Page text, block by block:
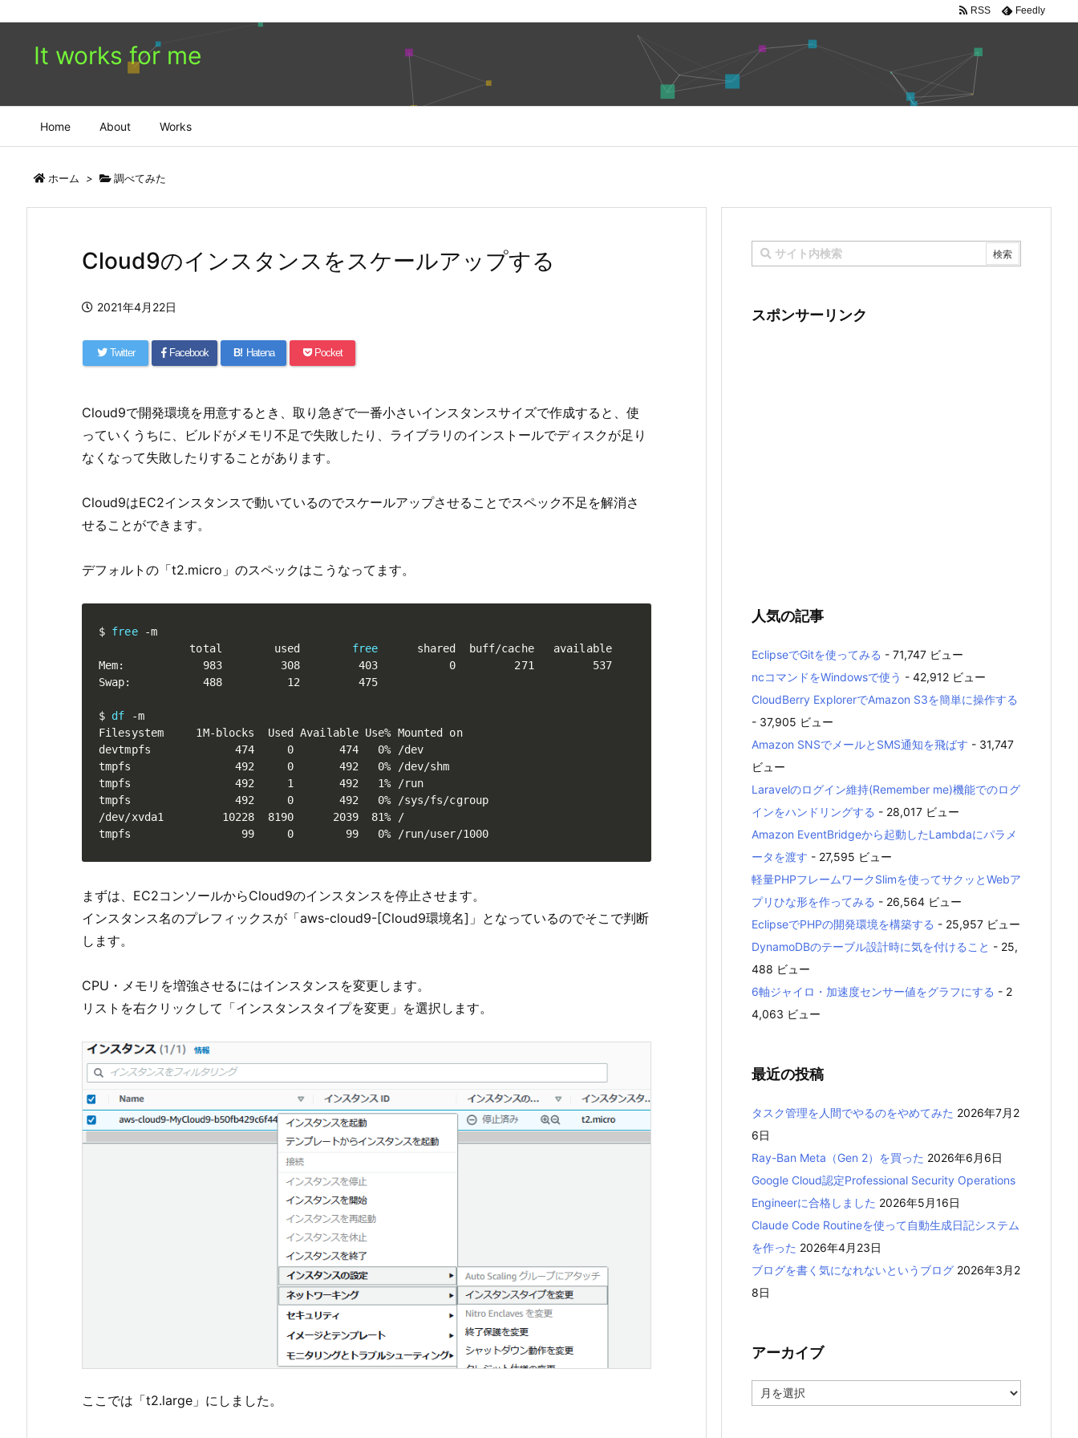
It works for me
Home About Works
RSS Feedly
ホーム > 調べてみた
Cloud9のインスタンスをスケールアップする
2021年4月22日
Twitter Facebook B! Hatena Pocket
Cloud9で開発環境を用意するとき、取り急ぎで一番小さいインスタンスサイズで作成すると、使
っていくうちに、ビルドがメモリ不足で失敗したり、ライブラリのインストールでディスクが足り
なくなって失敗したりすることがあります。
Cloud9はEC2インスタンスで動いているのでスケールアップさせることでスペック不足を解消さ
せることができます。
デフォルトの「t2.micro」のスペックはこうなってます。
$ free -m
              total        used
free
      shared  buff/cache   available
Mem:            983         308         403           0         271         537
Swap:           488          12         475
$ df -m
Filesystem     1M-blocks  Used Available Use% Mounted on
devtmpfs             474     0       474   0% /dev
tmpfs                492     0       492   0% /dev/shm
tmpfs                492     1       492   1% /run
tmpfs                492     0       492   0% /sys/fs/cgroup
/dev/xvda1         10228  8190      2039  81% /
tmpfs                 99     0        99   0% /run/user/1000
まずは、EC2コンソールからCloud9のインスタンスを停止させます。
インスタンス名のプレフィックスが「aws-cloud9-[Cloud9環境名]」となっているのでそこで判断
します。
CPU・メモリを増強させるにはインスタンスを変更します。
リストを右クリックして「インスタンスタイプを変更」を選択します。
ここでは「t2.large」にしました。
スポンサーリンク
人気の記事
EclipseでGitを使ってみる - 71,747 ビュー
ncコマンドをWindowsで使う - 42,912 ビュー
CloudBerry ExplorerでAmazon S3を簡単に操作する
- 37,905 ビュー
Amazon SNSでメールとSMS通知を飛ばす - 31,747
ビュー
Laravelのログイン維持(Remember me)機能でのログ
インをハンドリングする - 28,017 ビュー
Amazon EventBridgeから起動したLambdaにパラメ
ータを渡す - 27,595 ビュー
軽量PHPフレームワークSlimを使ってサクッとWebア
プリひな形を作ってみる - 26,564 ビュー
EclipseでPHPの開発環境を構築する - 25,957 ビュー
DynamoDBのテーブル設計時に気を付けること - 25,
488 ビュー
6軸ジャイロ・加速度センサー値をグラフにする - 2
4,063 ビュー
最近の投稿
タスク管理を人間でやるのをやめてみた 2026年7月2
6日
Ray-Ban Meta（Gen 2）を買った 2026年6月6日
Google Cloud認定Professional Security Operations
Engineerに合格しました 2026年5月16日
Claude Code Routineを使って自動生成日記システム
を作った 2026年4月23日
ブログを書く気になれないというブログ 2026年3月2
8日
アーカイブ
ー